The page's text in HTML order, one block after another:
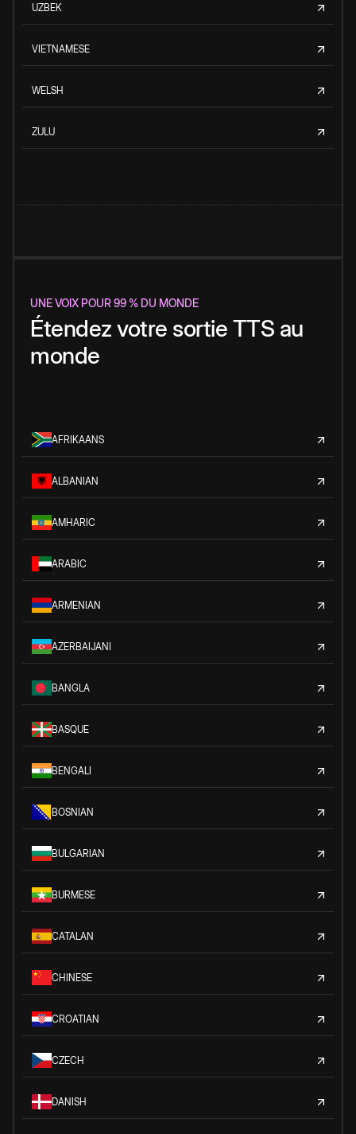
UZBEK
VIETNAMESE
WELSH
ZULU
UNE VOIX POUR 99 % DU MONDE
Étendez votre sortie TTS au
monde
AFRIKAANS
ALBANIAN
AMHARIC
ARABIC
ARMENIAN
AZERBAIJANI
BANGLA
BASQUE
BENGALI
BOSNIAN
BULGARIAN
BURMESE
CATALAN
CHINESE
CROATIAN
CZECH
DANISH